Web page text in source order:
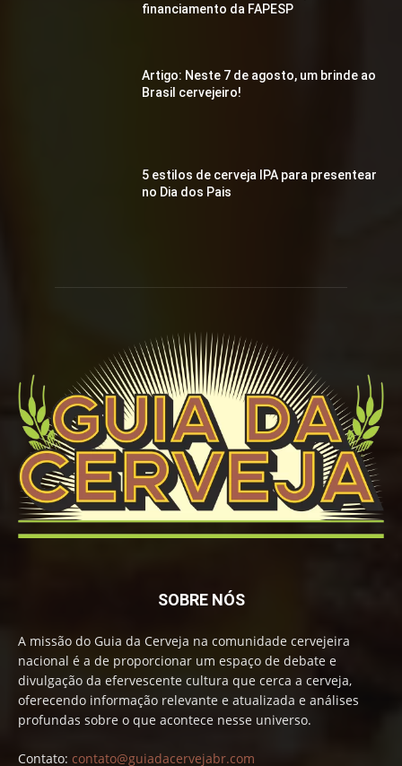
financiamento da FAPESP
Artigo: Neste 7 de agosto, um brinde ao
Brasil cervejeiro!
5 estilos de cerveja IPA para presentear
no Dia dos Pais
SOBRE NÓS
A missão do Guia da Cerveja na comunidade cervejeira
nacional é a de proporcionar um espaço de debate e
divulgação da efervescente cultura que cerca a cerveja,
oferecendo informação relevante e atualizada e análises
profundas sobre o que acontece nesse universo.
Contato: contato@guiadacervejabr.com